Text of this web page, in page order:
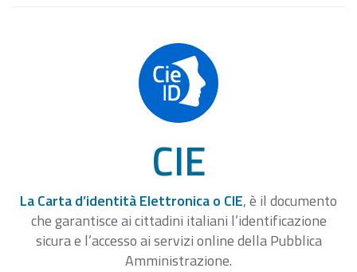
CIE
La Carta d’identità Elettronica o CIE, è il documento
che garantisce ai cittadini italiani l’identificazione
sicura e l’accesso ai servizi online della Pubblica
Amministrazione.